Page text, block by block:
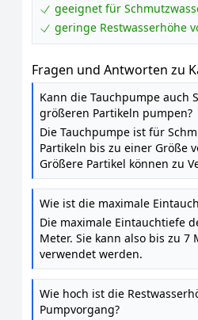
geeignet für
geringe Restwasserhöhe
Fragen und Antworten zu
flachsaugende
Kann die Tauchpumpe auch
größeren Partikeln pumpen?
Die Tauchpumpe ist für
Partikeln bis zu einer Größe
Größere Partikel können zu
Wie ist die maximale
Die maximale Eintauchtiefe
Meter. Sie kann also bis zu 7
verwendet werden.
Wie hoch ist die
Pumpvorgang?